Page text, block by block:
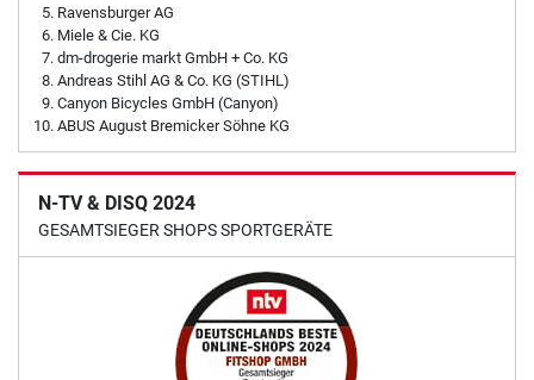
Ravensburger AG
Miele & Cie. KG
dm-drogerie markt GmbH + Co. KG
Andreas Stihl AG & Co. KG (STIHL)
Canyon Bicycles GmbH (Canyon)
ABUS August Bremicker Söhne KG
N-TV & DISQ 2024
GESAMTSIEGER SHOPS SPORTGERÄTE